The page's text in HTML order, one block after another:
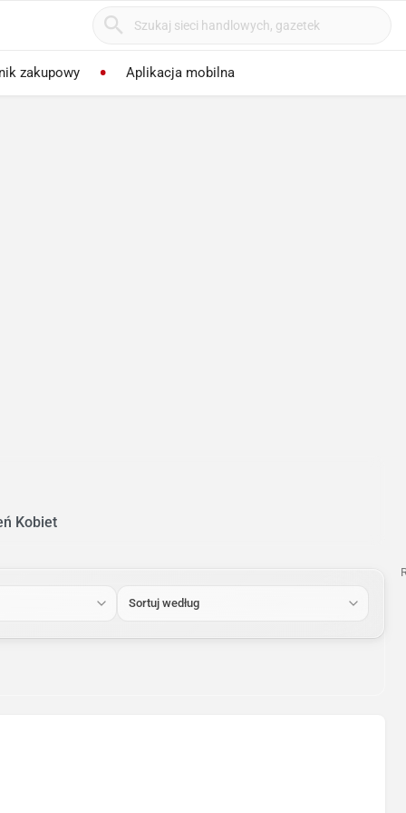
zakupowy Aplikacja mobilna
Kobiet
Sortuj według